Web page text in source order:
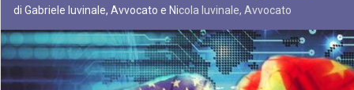
di Gabriele Iuvinale, Avvocato e Nicola Iuvinale, Avvocato